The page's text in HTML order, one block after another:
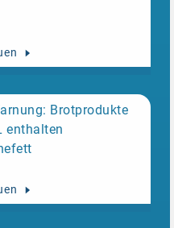
Brotprodukte
enthalten